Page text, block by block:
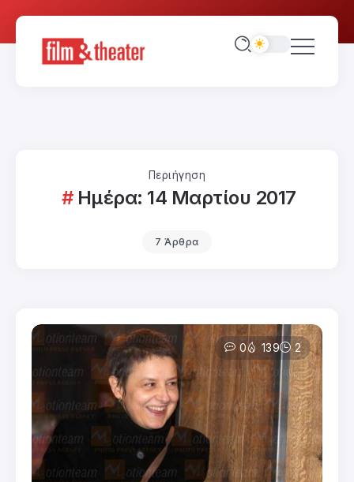
Περιήγηση
Ημέρα: 14 Μαρτίου 2017
7 Άρθρα
0 139 2